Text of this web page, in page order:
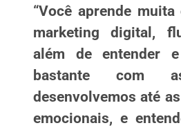
“Você aprende
marketing digital,
além de entender
bastante com
desenvolvemos até
emocionais, e